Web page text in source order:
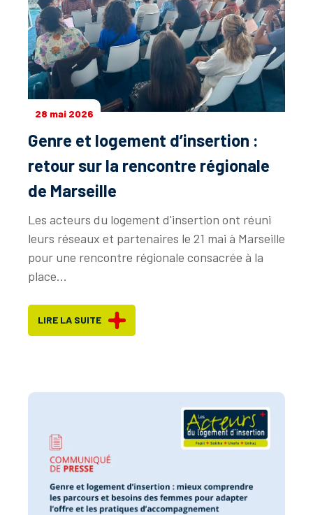
28 mai 2026
Genre et logement d’insertion :
retour sur la rencontre régionale
de Marseille
Les acteurs du logement d'insertion ont réuni
leurs réseaux et partenaires le 21 mai à Marseille
pour une rencontre régionale consacrée à la
place...
LIRE LA SUITE